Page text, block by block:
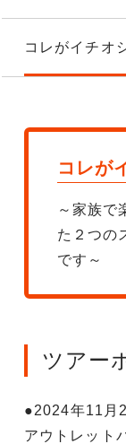
コレがイチオ
コレが
～家族で
た２つの
です～
ツアー
●2024年11月
アウトレット